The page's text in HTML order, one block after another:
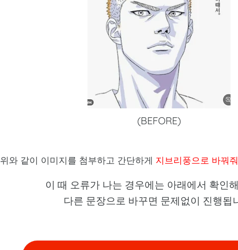
(BEFORE)
위와 같이 이미지를 첨부하고 간단하게 지브리풍으로 바꿔줘
이 때 오류가 나는 경우에는 아래에서 확인
다른 문장으로 바꾸면 문제없이 진행됩